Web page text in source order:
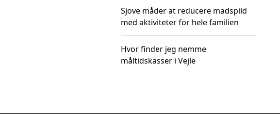
Sjove måder at reducere madspild
med aktiviteter for hele familien
Hvor finder jeg nemme
måltidskasser i Vejle